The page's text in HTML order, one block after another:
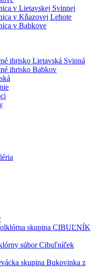
v Lietavskej Svinnej
v Kňazovej Lehote
v Babkove
ihrisko Lietavská Svinná
ihrisko Babkov
skupina CIBUĽNÍK
súbor Cibuľníček
skupina Bukovinka z